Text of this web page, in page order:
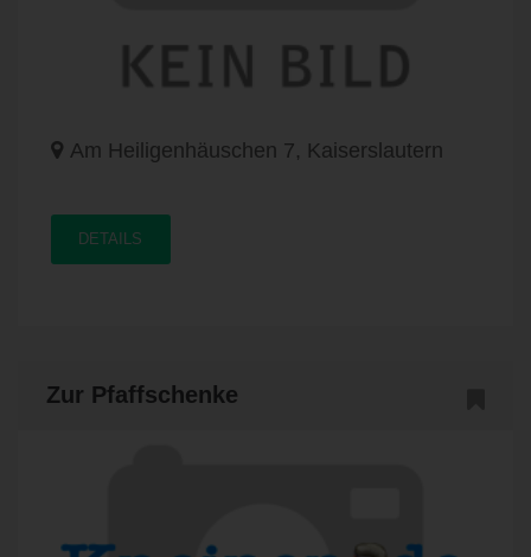
Am Heiligenhäuschen 7, Kaiserslautern
DETAILS
Zur Pfaffschenke